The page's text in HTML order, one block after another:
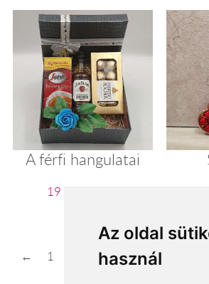
Az oldal
használ
A férfi hangulatai
19 480 Ft-tól
← 1 5 6 7